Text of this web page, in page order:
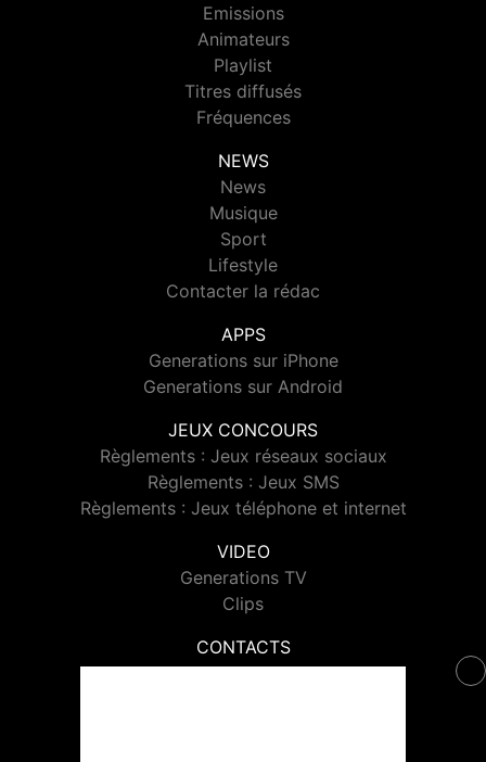
Emissions
Animateurs
Playlist
Titres diffusés
Fréquences
NEWS
News
Musique
Sport
Lifestyle
Contacter la rédac
APPS
Generations sur iPhone
Generations sur Android
JEUX CONCOURS
Règlements : Jeux réseaux sociaux
Règlements : Jeux SMS
Règlements : Jeux téléphone et internet
VIDEO
Generations TV
Clips
CONTACTS
Contacter Generations